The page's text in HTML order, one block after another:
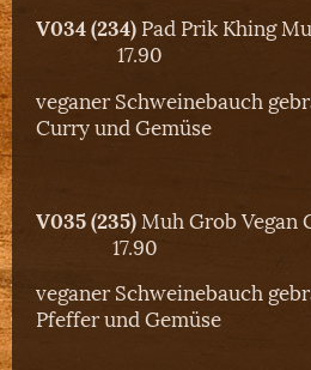
V034 (234)Pad Prik Khing
17.90
veganer Schweinebauch
Curry und Gemüse
V035 (235)Muh Grob
17.90
veganer Schweinebauch
Pfeffer und Gemüse